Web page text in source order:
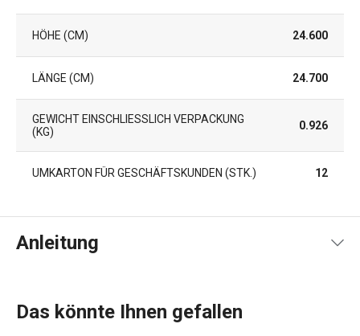
HÖHE (CM) 24.600
LÄNGE (CM) 24.700
GEWICHT EINSCHLIESSLICH VERPACKUNG (
KG)
0.926
UMKARTON FÜR GESCHÄFTSKUNDEN (STK.) 12
Anleitung
Das könnte Ihnen gefallen